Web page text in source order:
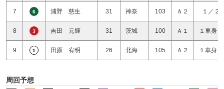
7 6 浦野 慈生 31 神奈 103 Ａ２ １／２
8 3 吉田 元輝 31 茨城 100 Ａ１ １車身
9 1 田原 宥明 26 北海 105 Ａ２ １車身
周回予想